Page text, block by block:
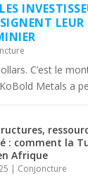
LEUR
C’est le
Metals a
: comment la
Afrique
Conjoncture